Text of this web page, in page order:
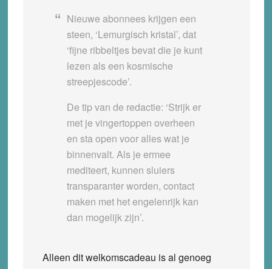
Nieuwe abonnees krijgen een
steen, ‘Lemurgisch kristal’, dat
‘fijne ribbeltjes bevat die je kunt
lezen als een kosmische
streepjescode’.
De tip van de redactie: ‘Strijk er
met je vingertoppen overheen
en sta open voor alles wat je
binnenvalt. Als je ermee
mediteert, kunnen sluiers
transparanter worden, contact
maken met het engelenrijk kan
dan mogelijk zijn’.
Alleen dit welkomscadeau is al genoeg